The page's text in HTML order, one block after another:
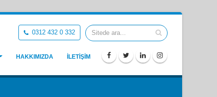
0312 432 0 332
HAKKIMIZDA İLETİŞİM